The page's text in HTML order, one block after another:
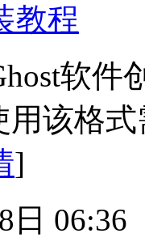
教程
软件
该格
]
日 06:36